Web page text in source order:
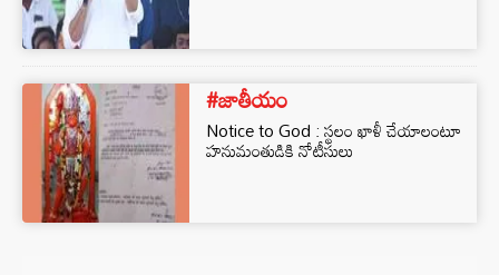
#జాతీయం
Notice to God : స్థలం ఖాళీ చేయాలంటూ
హనుమంతుడికి నోటీసులు